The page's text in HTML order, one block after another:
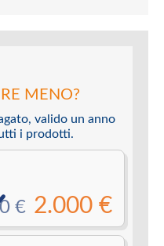
MENO?
valido un anno
i prodotti.
2.000 €
2.700 €